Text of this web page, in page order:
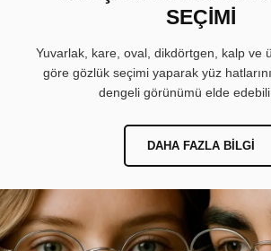
SEÇİMİ
Yuvarlak, kare, oval, dikdörtgen, kalp ve
göre gözlük seçimi yaparak yüz
dengeli görünümü elde
DAHA FAZLA BILGI